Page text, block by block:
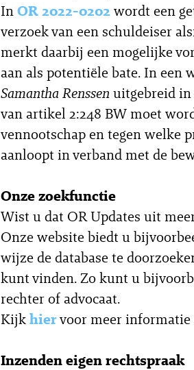
InOR 2022-0202 wordt een
verzoek van een schuldeiser
merkt daarbij een mogelijke
aan als potentiële bate. In een
Samantha Renssenuitgebreid in
van artikel 2:248 BW moet
vennootschap en tegen welke
aanloopt in verband met de
Onze zoekfunctie
Wist u dat OR Updates uit
Onze website biedt u
wijze de database te
kunt vinden. Zo kunt u
rechter of advocaat.
Kijkhiervoor meer informatie
Inzenden eigen rechtspraak